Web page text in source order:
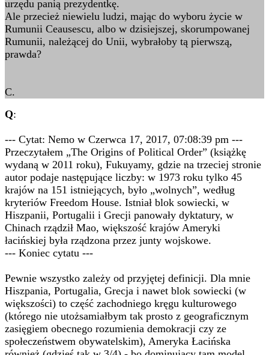
urzędu panią prezydentkę.
Ale przecież niewielu ludzi, mając do wyboru życie w
Rumunii Ceausescu, albo w dzisiejszej, skorumpowanej
Rumunii, należącej do Unii, wybrałoby tą pierwszą,
prawda?
C.
Q:
--- Cytat: Nemo w Czerwca 17, 2017, 07:08:39 pm ---
Przeczytałem „The Origins of Political Order” (książkę
wydaną w 2011 roku), Fukuyamy, gdzie na trzeciej stronie
autor podaje następujące liczby: w 1973 roku tylko 45
krajów na 151 istniejących, było „wolnych”, według
kryteriów Freedom House. Istniał blok sowiecki, w
Hiszpanii, Portugalii i Grecji panowały dyktatury, w
Chinach rządził Mao, większość krajów Ameryki
łacińskiej była rządzona przez junty wojskowe.
--- Koniec cytatu ---
Pewnie wszystko zależy od przyjętej definicji. Dla mnie
Hiszpania, Portugalia, Grecja i nawet blok sowiecki (w
większości) to część zachodniego kręgu kulturowego
(którego nie utożsamiałbym tak prosto z geograficznym
zasięgiem obecnego rozumienia demokracji czy ze
społeczeństwem obywatelskim), Ameryka Łacińska